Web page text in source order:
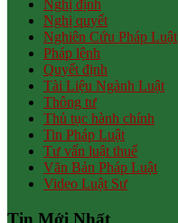
Nghị định
Nghị quyết
Nghiên Cứu Pháp Luật
Pháp lệnh
Quyết định
Tài Liệu Ngành Luật
Thông tư
Thủ tục hành chính
Tin Pháp Luật
Tư vấn luật thuế
Văn Bản Pháp Luật
Video Luật Sư
Tin Mới Nhất